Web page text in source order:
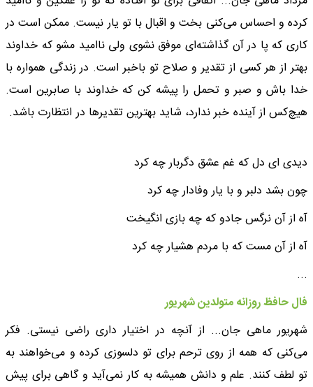
کرده و احساس می‌کنی بخت و اقبال با تو یار نیست. ممکن است در
کاری که پا در آن گذاشته‌ای موفق نشوی ولی ناامید مشو که خداوند
بهتر از هر کسی از تقدیر و صلاح تو باخبر است. در زندگی همواره با
خدا باش و صبر و تحمل را پیشه کن که خداوند با صابرین است.
هیچ‌کس از آینده خبر ندارد، شاید بهترین تقدیرها در انتظارت باشد.
دیدی ای دل که غم عشق دگربار چه کرد
چون بشد دلبر و با یار وفادار چه کرد
آه از آن نرگس جادو که چه بازی انگیخت
آه از آن مست که با مردم هشیار چه کرد
...
فال حافظ روزانه متولدین شهریور
شهریور ماهی جان... از آنچه در اختیار داری راضی نیستی. فکر
می‌کنی که همه از روی ترحم برای تو دلسوزی کرده و می‌خواهند به
تو لطف کنند. علم و دانش همیشه به کار نمی‌آید و گاهی برای پیش